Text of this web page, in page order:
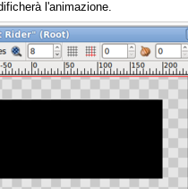
l'animazione.